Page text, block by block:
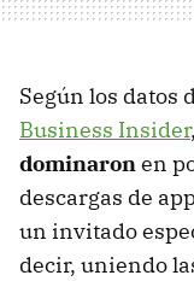
Según los datos
Business Insider,
dominaronen
descargas de
un invitado
decir, uniendo